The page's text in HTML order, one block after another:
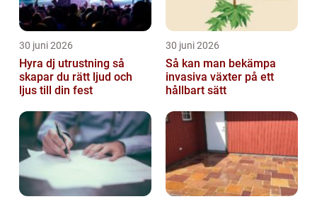
30 juni 2026
Hyra dj utrustning så
skapar du rätt ljud och
ljus till din fest
30 juni 2026
Så kan man bekämpa
invasiva växter på ett
hållbart sätt